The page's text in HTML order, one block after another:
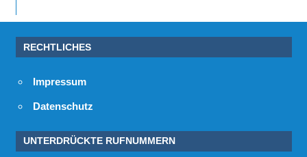
RECHTLICHES
Impressum
Datenschutz
UNTERDRÜCKTE RUFNUMMERN